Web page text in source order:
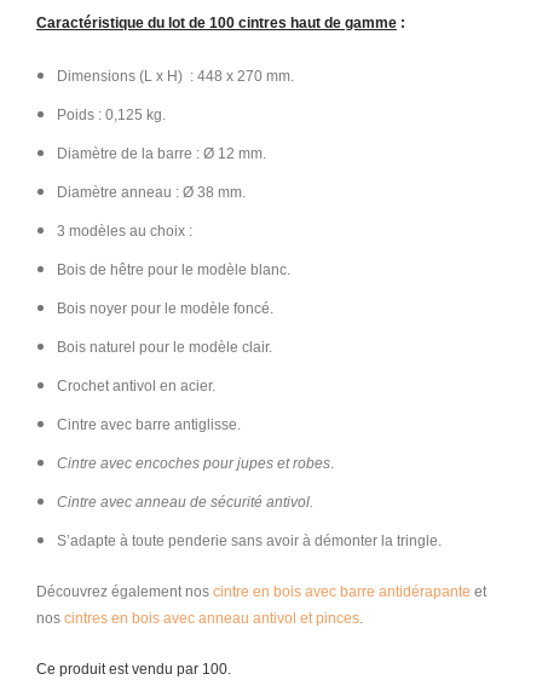
Caractéristique du lot de 100 cintres haut de gamme :
Dimensions (L x H) : 448 x 270 mm.
Poids : 0,125 kg.
Diamètre de la barre : Ø 12 mm.
Diamètre anneau : Ø 38 mm.
3 modèles au choix :
Bois de hêtre pour le modèle blanc.
Bois noyer pour le modèle foncé.
Bois naturel pour le modèle clair.
Crochet antivol en acier.
Cintre avec barre antiglisse.
Cintre avec encoches pour jupes et robes.
Cintre avec anneau de sécurité antivol.
S’adapte à toute penderie sans avoir à démonter la tringle.
Découvrez également nos cintre en bois avec barre antidérapante et
nos cintres en bois avec anneau antivol et pinces.
​Ce produit est vendu par 100.